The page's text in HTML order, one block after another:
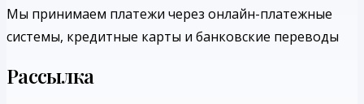
Мы принимаем платежи через онлайн-платежные
системы, кредитные карты и банковские переводы
Рассылка